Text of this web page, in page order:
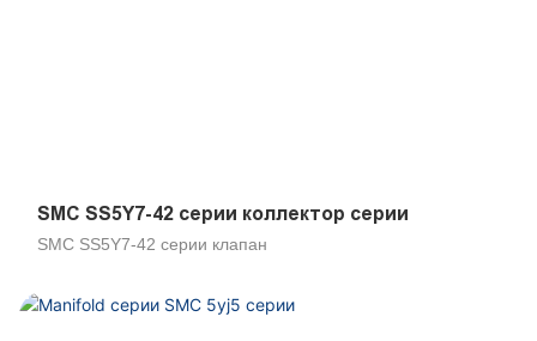
SMC SS5Y7-42 серии коллектор серии
SMC SS5Y7-42 серии клапан